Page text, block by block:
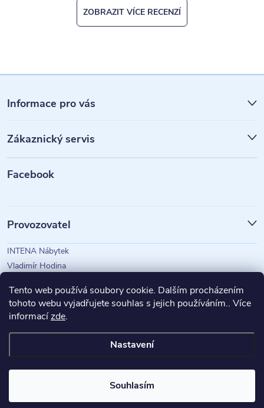
Tento web používá soubory cookie. Dalším procházením
tohoto webu vyjadřujete souhlas s jejich používáním.. Více
informacízde.
Nastavení
Souhlasím
ZOBRAZIT VÍCE RECENZÍ
á
p
a
Informace pro vás
Zákaznický servis
Facebook
Provozovatel
INTENA Nábytek
Vladimír Hodina
Copyright 2026INTENA Nábytek. Všechna práva vyhrazena.